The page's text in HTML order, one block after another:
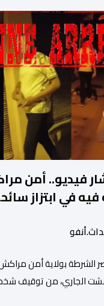
والكيمياء،
وكذا الآثار
المنظمة الأمريكية
فيديو.. أمن
في ابتزاز
الشرطة بولاية أمن
5 غشت الجاري، من